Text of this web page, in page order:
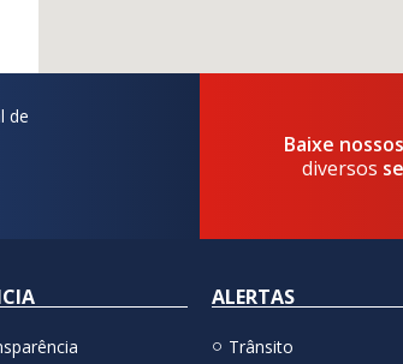
de
Baixe
diversos
ALERTAS
Trânsito